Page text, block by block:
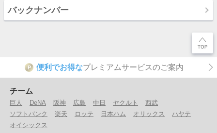
バックナンバー
P 便利でお得なプレミアムサービスのご案内
チーム
巨人 DeNA 阪神 広島 中日 ヤクルト
西武
ソフトバンク
楽天 ロッテ 日本ハム オリックス
ハヤテ
オイシックス